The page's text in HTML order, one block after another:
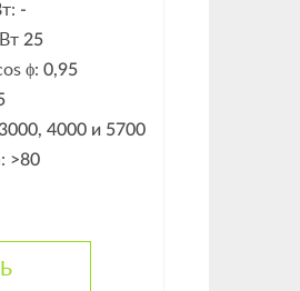
-
25
ϕ:0,95
4000 и 5700
>80